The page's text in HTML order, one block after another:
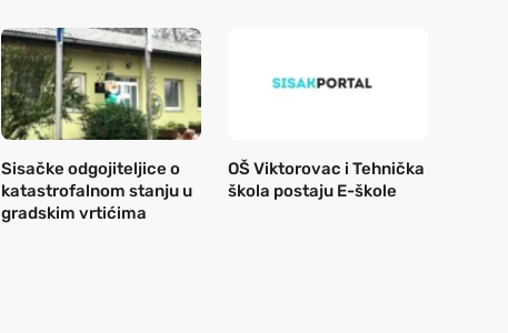
Sisačke odgojiteljice o
katastrofalnom stanju u
gradskim vrtićima
OŠ Viktorovac i Tehnička
škola postaju E-škole